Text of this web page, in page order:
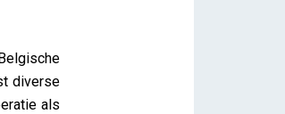
diverse
als